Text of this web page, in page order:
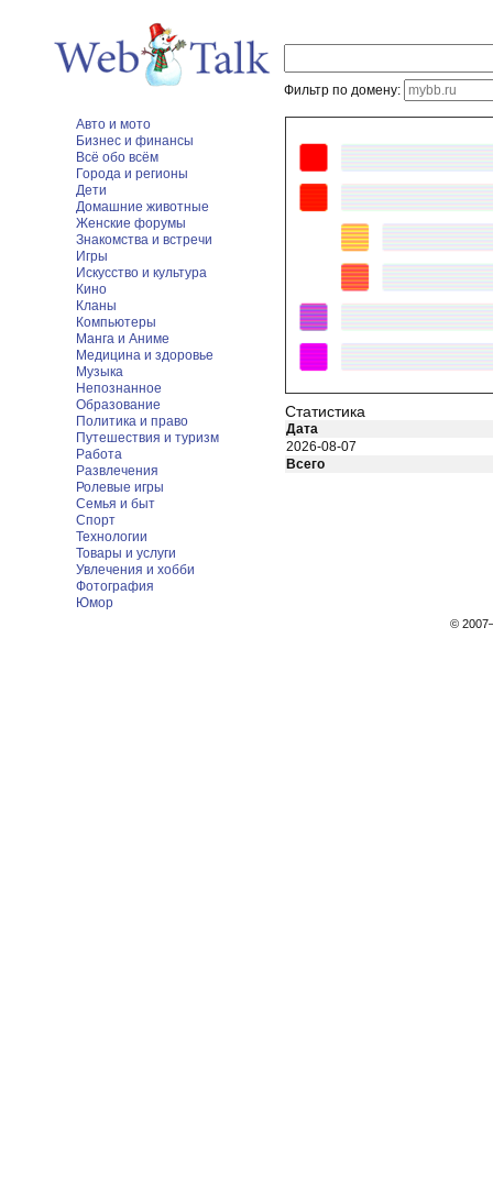
Фильтр по домену:
Авто и мото
Бизнес и финансы
Всё обо всём
Города и регионы
Дети
Домашние животные
Женские форумы
Знакомства и встречи
Игры
Искусство и культура
Кино
Кланы
Компьютеры
Манга и Аниме
Медицина и здоровье
Музыка
Непознанное
Образование
Политика и право
Путешествия и туризм
Работа
Развлечения
Ролевые игры
Семья и быт
Спорт
Технологии
Товары и услуги
Увлечения и хобби
Фотография
Юмор
Статистика
Дата
2026-08-07
Всего
©